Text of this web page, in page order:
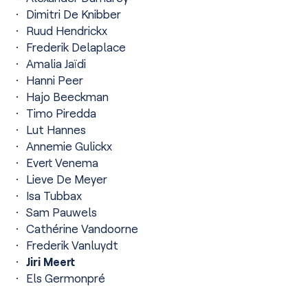
Dimitri De Knibber
Ruud Hendrickx
Frederik Delaplace
Amalia Jaïdi
Hanni Peer
Hajo Beeckman
Timo Piredda
Lut Hannes
Annemie Gulickx
Evert Venema
Lieve De Meyer
Isa Tubbax
Sam Pauwels
Cathérine Vandoorne
Frederik Vanluydt
Jiri Meert
Els Germonpré